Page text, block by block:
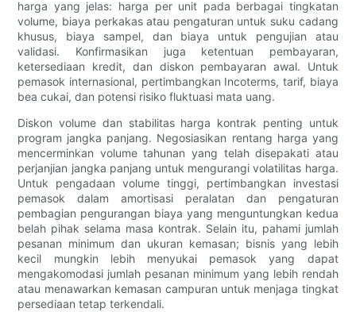
harga yang jelas: harga per unit pada berbagai tingkatan
volume, biaya perkakas atau pengaturan untuk suku cadang
khusus, biaya sampel, dan biaya untuk pengujian atau
validasi. Konfirmasikan juga ketentuan pembayaran,
ketersediaan kredit, dan diskon pembayaran awal. Untuk
pemasok internasional, pertimbangkan Incoterms, tarif, biaya
bea cukai, dan potensi risiko fluktuasi mata uang.
Diskon volume dan stabilitas harga kontrak penting untuk
program jangka panjang. Negosiasikan rentang harga yang
mencerminkan volume tahunan yang telah disepakati atau
perjanjian jangka panjang untuk mengurangi volatilitas harga.
Untuk pengadaan volume tinggi, pertimbangkan investasi
pemasok dalam amortisasi peralatan dan pengaturan
pembagian pengurangan biaya yang menguntungkan kedua
belah pihak selama masa kontrak. Selain itu, pahami jumlah
pesanan minimum dan ukuran kemasan; bisnis yang lebih
kecil mungkin lebih menyukai pemasok yang dapat
mengakomodasi jumlah pesanan minimum yang lebih rendah
atau menawarkan kemasan campuran untuk menjaga tingkat
persediaan tetap terkendali.